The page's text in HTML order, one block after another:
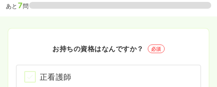
あと 7問
お持ちの資格はなんですか？ 必須
正看護師